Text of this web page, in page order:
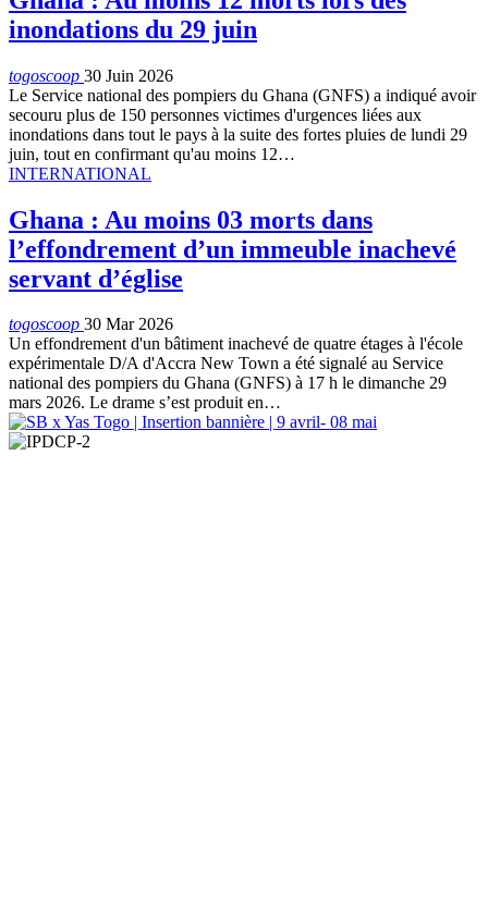
inondations du 29 juin
togoscoop 30 Juin 2026
Le Service national des pompiers du Ghana (GNFS) a indiqué avoir
secouru plus de 150 personnes victimes d'urgences liées aux
inondations dans tout le pays à la suite des fortes pluies de lundi 29
juin, tout en confirmant qu'au moins 12…
INTERNATIONAL
Ghana : Au moins 03 morts dans
l’effondrement d’un immeuble inachevé
servant d’église
togoscoop 30 Mar 2026
Un effondrement d'un bâtiment inachevé de quatre étages à l'école
expérimentale D/A d'Accra New Town a été signalé au Service
national des pompiers du Ghana (GNFS) à 17 h le dimanche 29
mars 2026. Le drame s’est produit en…